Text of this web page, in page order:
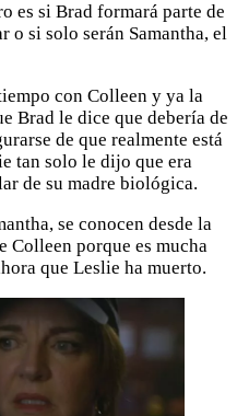
es si Brad formará parte de
o si solo serán Samantha, el
con Colleen y ya la
Brad le dice que debería de
de que realmente está
tan solo le dijo que era
de su madre biológica.
se conocen desde la
Colleen porque es mucha
que Leslie ha muerto.